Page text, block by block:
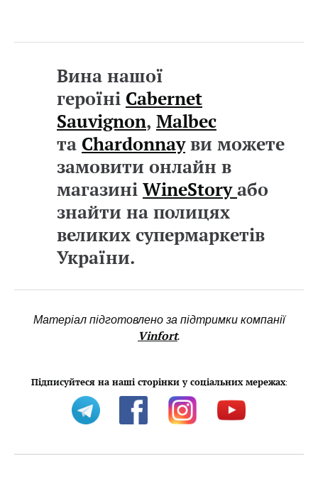
Вина нашої
героїні Cabernet
Sauvignon, Malbec
та Chardonnayви можете
замовити онлайн в
магазині WineStoryабо
знайти на полицях
великих супермаркетів
України.
Матеріал підготовлено за підтримки компанії
Vinfort.
Підписуйтеся на наші сторінки у соціальних мережах: